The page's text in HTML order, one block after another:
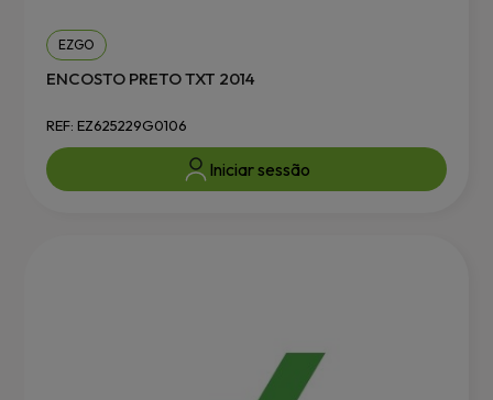
EZGO
ENCOSTO PRETO TXT 2014
REF: EZ625229G0106
Iniciar sessão